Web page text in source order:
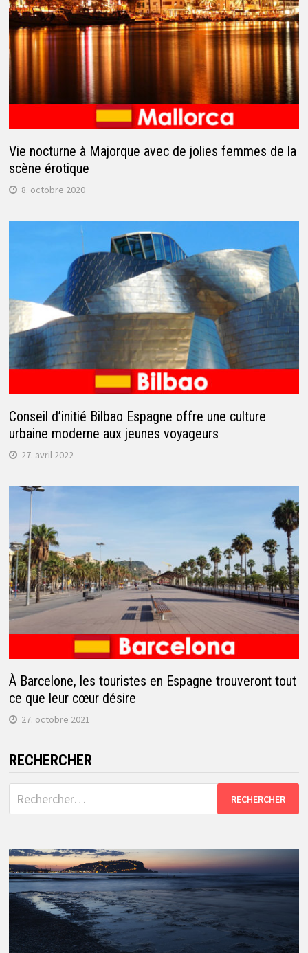
Vie nocturne à Majorque avec de jolies femmes de la
scène érotique
8. octobre 2020
Conseil d’initié Bilbao Espagne offre une culture
urbaine moderne aux jeunes voyageurs
27. avril 2022
À Barcelone, les touristes en Espagne trouveront tout
ce que leur cœur désire
27. octobre 2021
RECHERCHER
Rechercher :